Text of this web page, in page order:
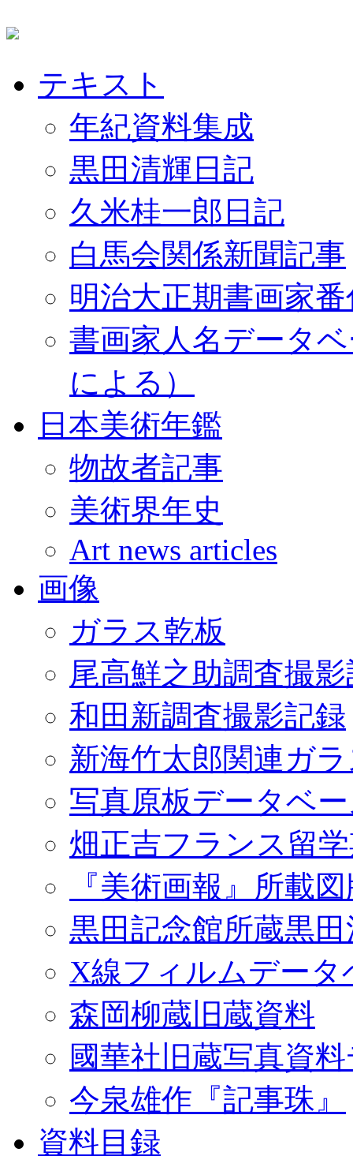
テキスト
年紀資料集成
黒田清輝日記
久米桂一郎日記
白馬会関係新聞記事
明治大正期書画家
書画家人名データ
による）
日本美術年鑑
物故者記事
美術界年史
Art news articles
画像
ガラス乾板
尾高鮮之助調査撮
和田新調査撮影記録
新海竹太郎関連ガ
写真原板データベ
畑正吉フランス留
『美術画報』所載
黒田記念館所蔵黒
X線フィルムデータ
森岡柳蔵旧蔵資料
國華社旧蔵写真資
今泉雄作『記事珠』
資料目録